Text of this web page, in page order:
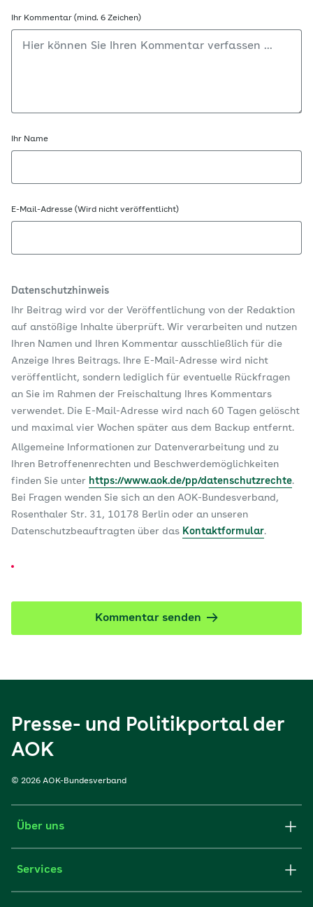
Ihr Kommentar (mind. 6 Zeichen)
Ihr Name
E-Mail-Adresse (Wird nicht veröffentlicht)
Datenschutzhinweis
Ihr Beitrag wird vor der Veröffentlichung von der Redaktion
auf anstößige Inhalte überprüft. Wir verarbeiten und nutzen
Ihren Namen und Ihren Kommentar ausschließlich für die
Anzeige Ihres Beitrags. Ihre E-Mail-Adresse wird nicht
veröffentlicht, sondern lediglich für eventuelle Rückfragen
an Sie im Rahmen der Freischaltung Ihres Kommentars
verwendet. Die E-Mail-Adresse wird nach 60 Tagen gelöscht
und maximal vier Wochen später aus dem Backup entfernt.
Allgemeine Informationen zur Datenverarbeitung und zu
Ihren Betroffenenrechten und Beschwerdemöglichkeiten
finden Sie unter https://www.aok.de/pp/datenschutzrechte.
Bei Fragen wenden Sie sich an den AOK-Bundesverband,
Rosenthaler Str. 31, 10178 Berlin oder an unseren
Datenschutzbeauftragten über das Kontaktformular.
Kommentar senden
Presse- und Politikportal der
AOK
© 2026 AOK-Bundesverband
Über uns
Services